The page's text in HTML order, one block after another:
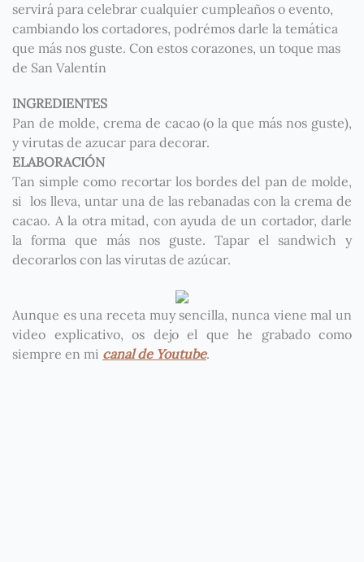
servirá para celebrar cualquier cumpleaños o evento,
cambiando los cortadores, podrémos darle la temática
que más nos guste. Con estos corazones, un toque mas
de San Valentín
INGREDIENTES
Pan de molde, crema de cacao (o la que más nos guste),
y virutas de azucar para decorar.
ELABORACIÓN
Tan simple como recortar los bordes del pan de molde,
si los lleva, untar una de las rebanadas con la crema de
cacao. A la otra mitad, con ayuda de un cortador, darle
la forma que más nos guste. Tapar el sandwich y
decorarlos con las virutas de azúcar.
Aunque es una receta muy sencilla, nunca viene mal un
video explicativo, os dejo el que he grabado como
siempre en mi canal de Youtube.